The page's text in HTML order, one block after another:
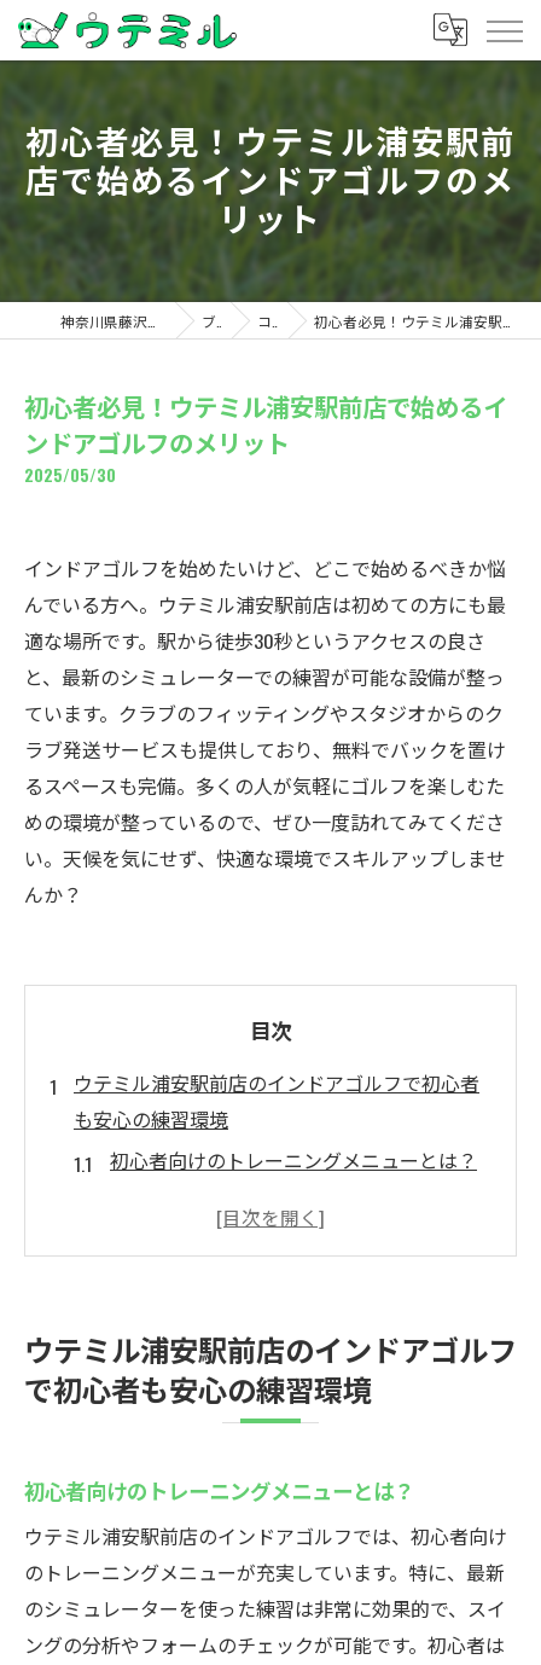
初心者必見！ウテミル浦安駅前
店で始めるインドアゴルフのメ
リット
ブログ コラム 初心者必見！ウテミル浦安駅前店で始めるインドアゴルフのメリット
初心者必見！ウテミル浦安駅前店で始めるイ
ンドアゴルフのメリット
2025/05/30
インドアゴルフを始めたいけど、どこで始めるべきか悩
んでいる方へ。ウテミル浦安駅前店は初めての方にも最
適な場所です。駅から徒歩30秒というアクセスの良さ
と、最新のシミュレーターでの練習が可能な設備が整っ
ています。クラブのフィッティングやスタジオからのク
ラブ発送サービスも提供しており、無料でバックを置け
るスペースも完備。多くの人が気軽にゴルフを楽しむた
めの環境が整っているので、ぜひ一度訪れてみてくださ
い。天候を気にせず、快適な環境でスキルアップしませ
んか？
目次
ウテミル浦安駅前店のインドアゴルフで初心者
も安心の練習環境
初心者向けのトレーニングメニューとは？
気軽に始められる理由：シンプルな予約シ
グループレッスン vs 個人レッスンの選び方
初めての方におすすめの利用法
の魅力を体感
駅近の利便性が日々の練習をサポート
忙しい方でも続けやすい立地条件
短時間で効率的に練習する方法
施設内で受けられる特典とサービス
ウテミル浦安駅前店のインドアゴルフ
で初心者も安心の練習環境
初心者向けのトレーニングメニューとは？
ウテミル浦安駅前店のインドアゴルフでは、初心者向け
のトレーニングメニューが充実しています。特に、最新
のシミュレーターを使った練習は非常に効果的で、スイ
ングの分析やフォームのチェックが可能です。初心者は